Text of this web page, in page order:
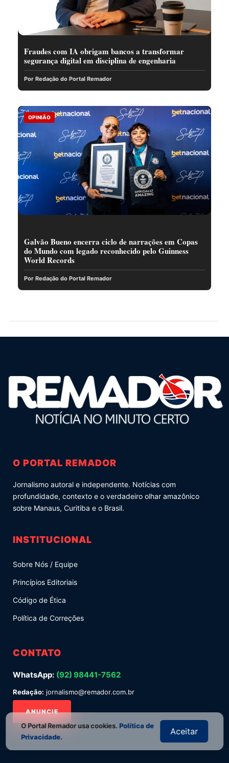
Fraudes com IA obrigam bancos a transformar
segurança digital em disciplina de engenharia
Por Redação do Portal Remador
OPINIÃO
Galvão Bueno encerra ciclo de narrações em Copas
do Mundo com legado reconhecido pelo Guinness
World Records
Por Redação do Portal Remador
O PORTAL REMADOR
Jornalismo autoral e independente. Notícias com
profundidade, contexto e o verdadeiro olhar amazônico
sobre Manaus, Curitiba e o Brasil.
INSTITUCIONAL
Sobre Nós / Equipe
Princípios Editoriais
Código de Ética
Política de Correções
CONTATO
WhatsApp: (92) 98441-7562
Redação: jornalismo@remador.com.br
ANUNCIE
O Portal Remador usa cookies.Política de
Privacidade.
Aceitar